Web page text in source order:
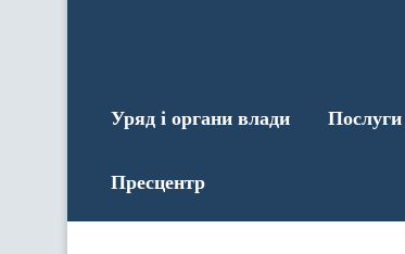
Уряд і органи влади Послуги
Пресцентр